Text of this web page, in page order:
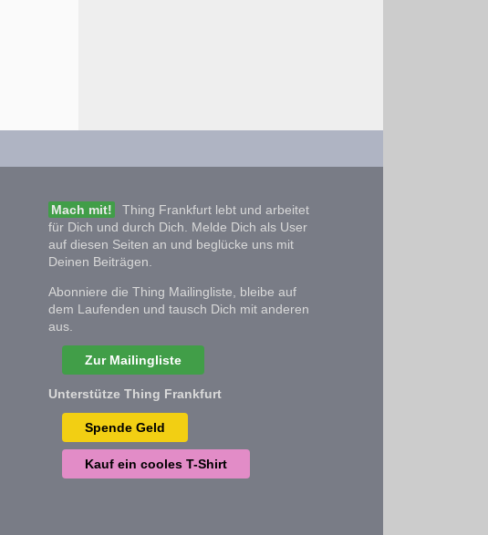
Mach mit!
Thing Frankfurt lebt und arbeitet
für Dich und durch Dich. Melde Dich als User
auf diesen Seiten an und beglücke uns mit
Deinen Beiträgen.
Abonniere die Thing Mailingliste, bleibe auf
dem Laufenden und tausch Dich mit anderen
aus.
Zur Mailingliste
Unterstütze Thing Frankfurt
Spende Geld
Kauf ein cooles T-Shirt